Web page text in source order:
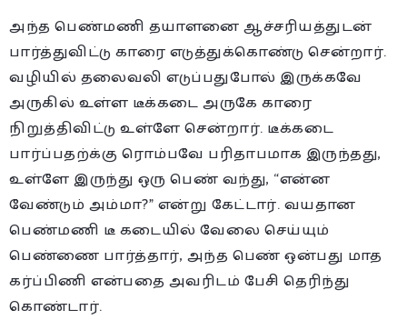
அந்த பெண்மணி தயாளனை ஆச்சரியத்துடன்
பார்த்துவிட்டு காரை எடுத்துக்கொண்டு சென்றார்.
வழியில் தலைவலி எடுப்பதுபோல் இருக்கவே
அருகில் உள்ள டீக்கடை அருகே காரை
நிறுத்திவிட்டு உள்ளே சென்றார். டீக்கடை
பார்ப்பதற்க்கு ரொம்பவே பரிதாபமாக இருந்தது,
உள்ளே இருந்து ஒரு பெண் வந்து, “என்ன
வேண்டும் அம்மா?” என்று கேட்டார். வயதான
பெண்மணி டீ கடையில் வேலை செய்யும்
பெண்ணை பார்த்தார், அந்த பெண் ஒன்பது மாத
கர்ப்பிணி என்பதை அவரிடம் பேசி தெரிந்து
கொண்டார்.